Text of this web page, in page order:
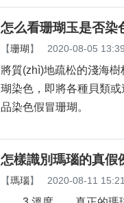
怎么看珊瑚玉是否
【珊瑚】 2020-08-05
將質(zhì)地疏松的淺海樹
瑚染色，即將各種貝類或造
品染色假冒珊瑚。
怎樣識別瑪瑙的真假
【瑪瑙】 2020-08-11